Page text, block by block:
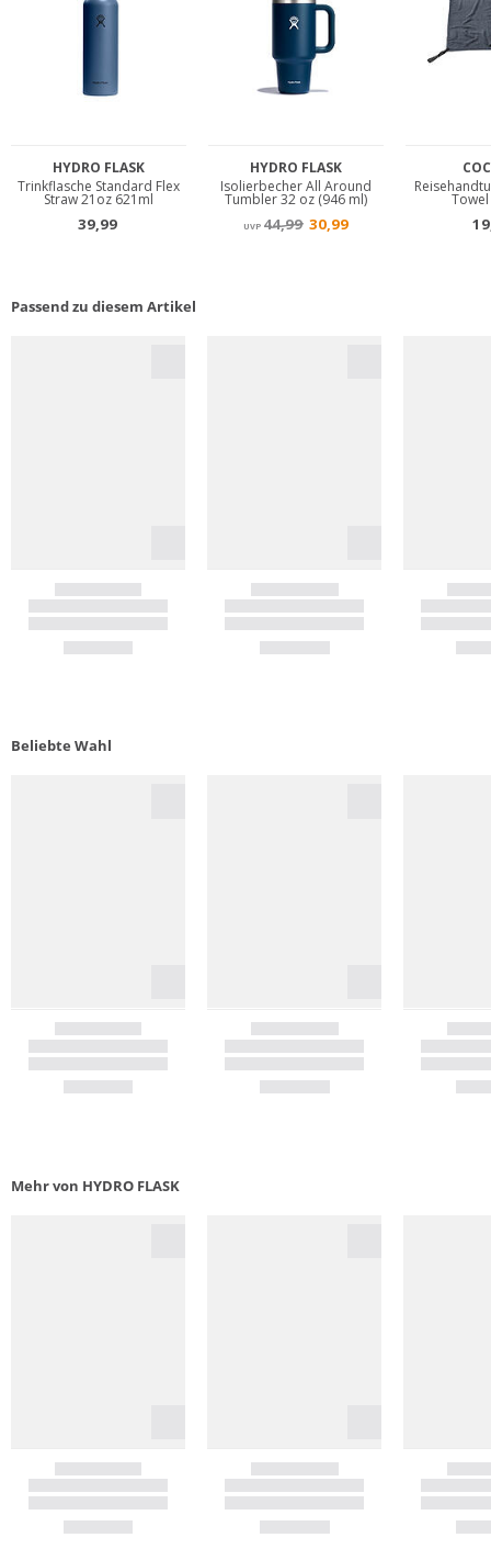
Passend zu diesem Artikel
Beliebte Wahl
Mehr von HYDRO FLASK